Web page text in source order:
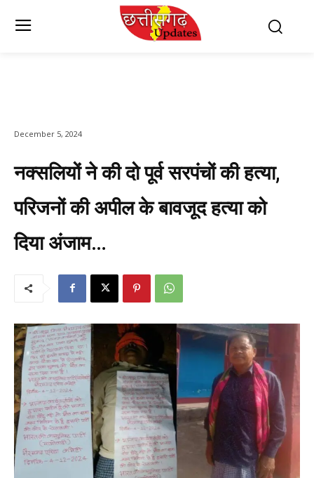
December 5, 2024
नक्सलियों ने की दो पूर्व सरपंचों की हत्या,
परिजनों की अपील के बावजूद हत्या को
दिया अंजाम…